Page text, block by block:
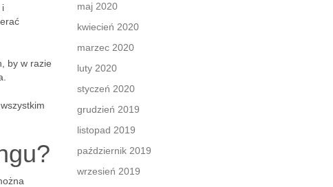
i
by w razie
maj 2020
kwiecień 2020
marzec 2020
luty 2020
styczeń 2020
grudzień 2019
listopad 2019
październik 2019
wrzesień 2019